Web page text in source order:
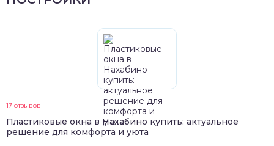
17 отзывов
Пластиковые окна в Нахабино купить: актуальное
решение для комфорта и уюта